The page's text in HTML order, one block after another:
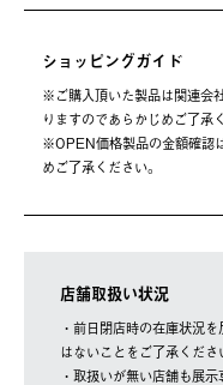
ショッピングガイド
※ご購⼊頂いた製品は関連会
りますのであらかじめご了承
※OPEN価格製品の⾦額確認
めご了承ください。
店舗取扱い状況
・前日閉店時の在庫状況
はないことをご了承くださ
・取扱いが無い店舗も展